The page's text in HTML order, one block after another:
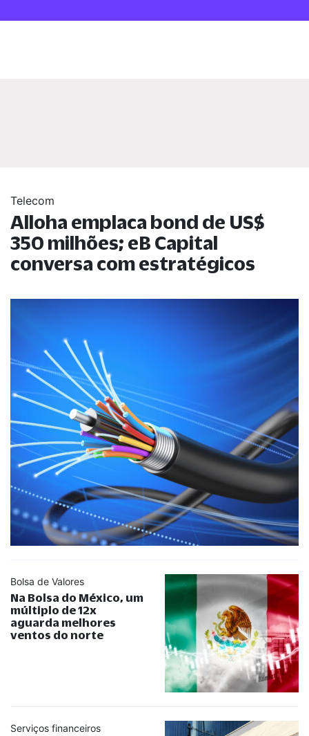
Telecom
Alloha emplaca bond de US$
350 milhões; eB Capital
conversa com estratégicos
Bolsa de Valores
Na Bolsa do México, um
múltiplo de 12x
aguarda melhores
ventos do norte
Serviços financeiros